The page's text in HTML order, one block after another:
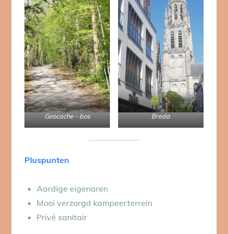
Geocache – bos Breda
Pluspunten
Aardige eigenaren
Mooi verzorgd kampeerterrein
Privé sanitair